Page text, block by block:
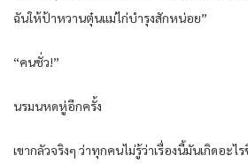
ฉันให้ป้าหวานตุ๋นแม่ไก่บำรุงสักหน่อย”
“คนชั่ว!”
นรมนหดหู่อีกครั้ง
เขากลัวจริงๆ ว่าทุกคนไม่รู้ว่าเรื่องนี้มันเกิดอะไ